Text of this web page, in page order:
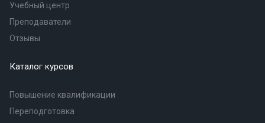
Учебный центр
Преподаватели
Отзывы
Каталог курсов
Повышение квалификации
Переподготовка